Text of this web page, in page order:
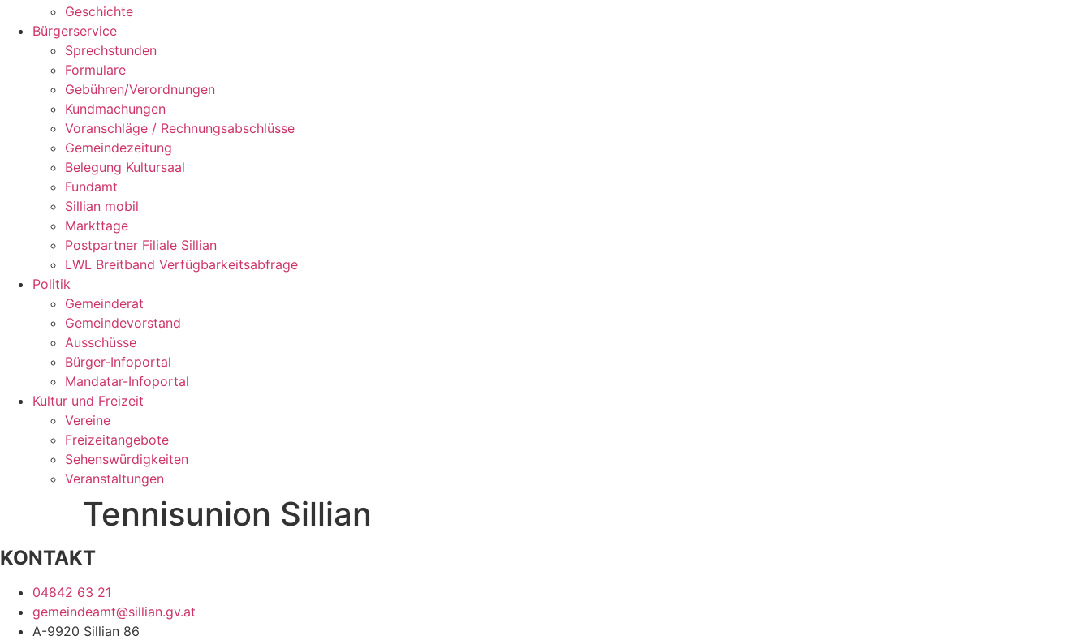
Geschichte
Bürgerservice
Sprechstunden
Formulare
Gebühren/Verordnungen
Kundmachungen
Voranschläge / Rechnungsabschlüsse
Gemeindezeitung
Belegung Kultursaal
Fundamt
Sillian mobil
Markttage
Postpartner Filiale Sillian
LWL Breitband Verfügbarkeitsabfrage
Politik
Gemeinderat
Gemeindevorstand
Ausschüsse
Bürger-Infoportal
Mandatar-Infoportal
Kultur und Freizeit
Vereine
Freizeitangebote
Sehenswürdigkeiten
Veranstaltungen
Tennisunion Sillian
KONTAKT
04842 63 21
gemeindeamt@sillian.gv.at
A-9920 Sillian 86